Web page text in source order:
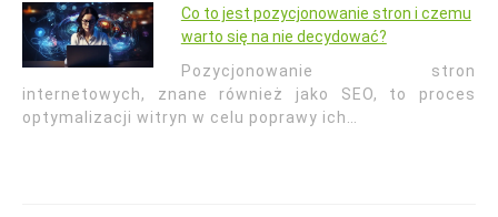
Co to jest pozycjonowanie stron i czemu
warto się na nie decydować?
Pozycjonowanie stron
internetowych, znane również jako SEO, to proces
optymalizacji witryn w celu poprawy ich…